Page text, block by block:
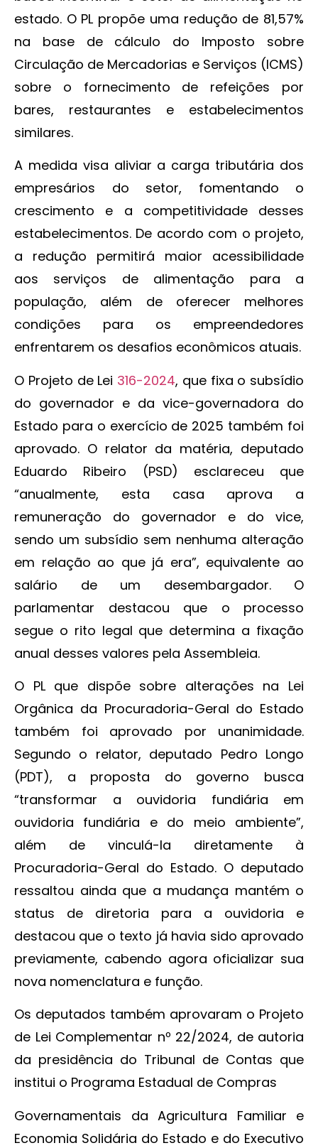
estado. O PL propõe uma redução de 81,57%
na base de cálculo do Imposto sobre
Circulação de Mercadorias e Serviços (ICMS)
sobre o fornecimento de refeições por
bares, restaurantes e estabelecimentos
similares.
A medida visa aliviar a carga tributária dos
empresários do setor, fomentando o
crescimento e a competitividade desses
estabelecimentos. De acordo com o projeto,
a redução permitirá maior acessibilidade
aos serviços de alimentação para a
população, além de oferecer melhores
condições para os empreendedores
enfrentarem os desafios econômicos atuais.
O Projeto de Lei 316-2024, que fixa o subsídio
do governador e da vice-governadora do
Estado para o exercício de 2025 também foi
aprovado. O relator da matéria, deputado
Eduardo Ribeiro (PSD) esclareceu que
“anualmente, esta casa aprova a
remuneração do governador e do vice,
sendo um subsídio sem nenhuma alteração
em relação ao que já era”, equivalente ao
salário de um desembargador. O
parlamentar destacou que o processo
segue o rito legal que determina a fixação
anual desses valores pela Assembleia.
O PL que dispõe sobre alterações na Lei
Orgânica da Procuradoria-Geral do Estado
também foi aprovado por unanimidade.
Segundo o relator, deputado Pedro Longo
(PDT), a proposta do governo busca
“transformar a ouvidoria fundiária em
ouvidoria fundiária e do meio ambiente”,
além de vinculá-la diretamente à
Procuradoria-Geral do Estado. O deputado
ressaltou ainda que a mudança mantém o
status de diretoria para a ouvidoria e
destacou que o texto já havia sido aprovado
previamente, cabendo agora oficializar sua
nova nomenclatura e função.
Os deputados também aprovaram o Projeto
de Lei Complementar nº 22/2024, de autoria
da presidência do Tribunal de Contas que
institui o Programa Estadual de Compras
Governamentais da Agricultura Familiar e
Economia Solidária do Estado e do Executivo